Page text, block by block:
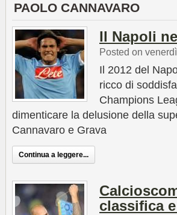
PAOLO CANNAVARO
Il Napoli
Posted on
Il 2012 del
ricco di
Champions
dimenticare la delusione della
Cannavaro e Grava
Continua a leggere...
classifica